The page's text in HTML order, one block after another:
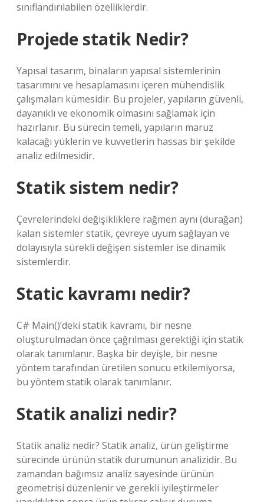
sınıflandırılabilen özelliklerdir.
Projede statik Nedir?
Yapısal tasarım, binaların yapısal sistemlerinin
tasarımını ve hesaplamasını içeren mühendislik
çalışmaları kümesidir. Bu projeler, yapıların güvenli,
dayanıklı ve ekonomik olmasını sağlamak için
hazırlanır. Bu sürecin temeli, yapıların maruz
kalacağı yüklerin ve kuvvetlerin hassas bir şekilde
analiz edilmesidir.
Statik sistem nedir?
Çevrelerindeki değişikliklere rağmen aynı (durağan)
kalan sistemler statik, çevreye uyum sağlayan ve
dolayısıyla sürekli değişen sistemler ise dinamik
sistemlerdir.
Static kavramı nedir?
C# Main()’deki statik kavramı, bir nesne
oluşturulmadan önce çağrılması gerektiği için statik
olarak tanımlanır. Başka bir deyişle, bir nesne
yöntem tarafından üretilen sonucu etkilemiyorsa,
bu yöntem statik olarak tanımlanır.
Statik analizi nedir?
Statik analiz nedir? Statik analiz, ürün geliştirme
sürecinde ürünün statik durumunun analizidir. Bu
zamandan bağımsız analiz sayesinde ürünün
geometrisi düzenlenir ve gerekli iyileştirmeler